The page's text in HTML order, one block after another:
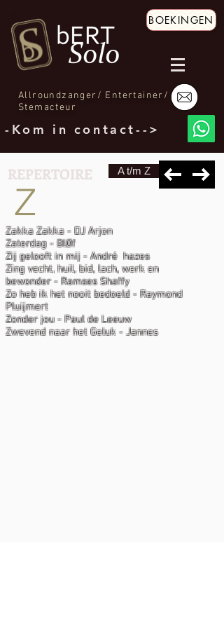
Allroundzanger/ Entertainer/
Stemacteur
BOEKINGEN
-Kom in contact-->
REPERTOIRE
Z
A t/m Z
Zakka Zakka - DJ Arjon
Zaterdag - BlØf
Zij gelooft in mij - André hazes
Zing vecht, huil, bid, lach, werk en
bewonder - Ramses Shaffy
Zo heb ik het nooit bedoeld - Raymond
Pluijmert
Zonder jou - Paul de Leeuw
Zwevend naar het Geluk - Jannes